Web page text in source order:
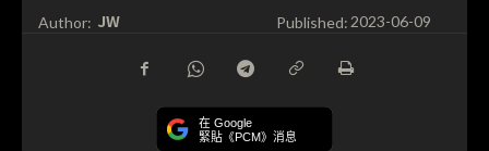
Author: JW Published:2023-06-09
在 Google
緊貼《PCM》消息